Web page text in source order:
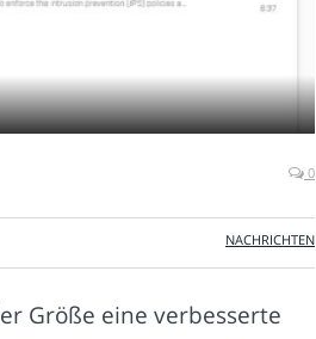
0
NACHRICHTEN
Größe eine verbesserte